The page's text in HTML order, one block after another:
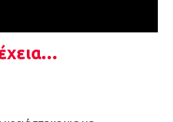
μέτρων για την